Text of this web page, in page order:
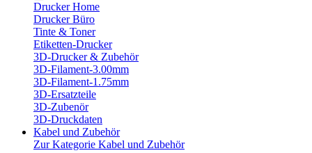
Drucker Home
Drucker Büro
Tinte & Toner
Etiketten-Drucker
3D-Drucker & Zubehör
3D-Filament-3.00mm
3D-Filament-1.75mm
3D-Ersatzteile
3D-Zubenör
3D-Druckdaten
Kabel und Zubehör
Zur Kategorie Kabel und Zubehör